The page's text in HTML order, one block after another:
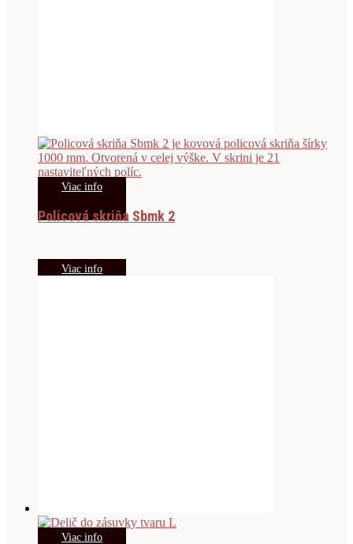
Viac info
Policová skriňa Sbmk 2
Viac info
Viac info